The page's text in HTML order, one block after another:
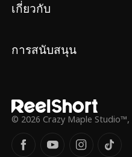
เกี่ยวกับ
การสนับสนุน
© 2026 Crazy Maple